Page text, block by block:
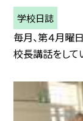
学校日誌
毎月、第４月曜
校長講話をして